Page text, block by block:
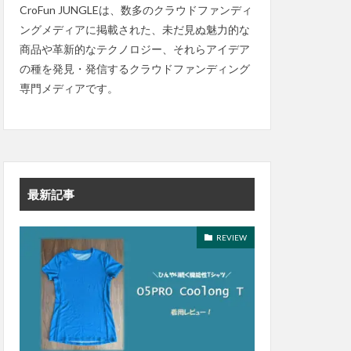
CroFun JUNGLEは、数多のクラウドファンディ
ングメディアに掲載された、未だ見ぬ魅力的な
商品や革新的なテクノロジー、それらアイデア
の種を発見・発信するクラウドファンディング
専門メディアです。
最新記事
REVIEW